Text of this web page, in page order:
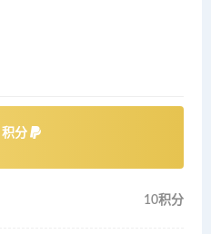
积分
10积分